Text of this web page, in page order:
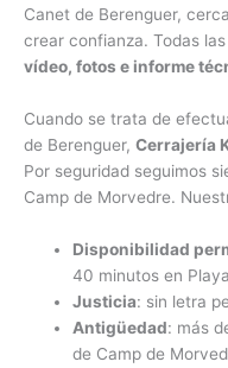
Canet de Berenguer,
crear confianza. Todas
vídeo, fotos e informe
Cuando se trata de
de Berenguer, Cerrajería
Por seguridad seguimos
Camp de Morvedre.
Disponibilidad
40 minutos en
Justicia: sin letra
Antigüedad: más
de Camp de